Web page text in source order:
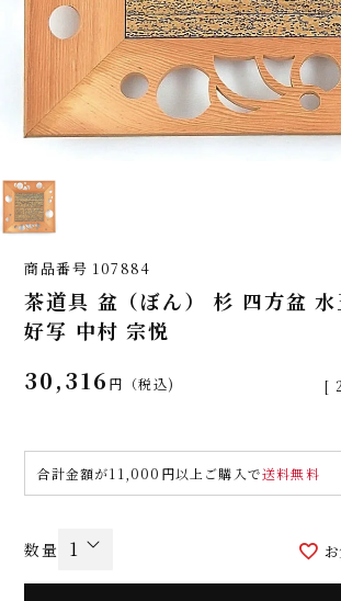
商品番号 107884
茶道具 盆（ぼん） 杉 四方盆
好写 中村 宗悦
30,316 税込 [
合計金額が11,000円以上ご購入で送料無料